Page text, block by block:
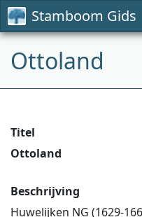
Stamboom Gids
Ottoland
Titel
Ottoland
Beschrijving
Huwelijken NG (1629-